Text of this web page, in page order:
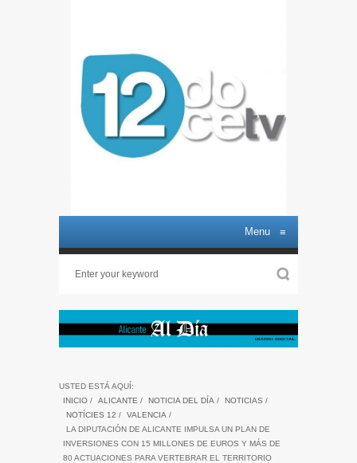
Menu ≡
USTED ESTÁ AQUÍ:
INICIO / ALICANTE / NOTICIA DEL DÍA / NOTICIAS /
NOTÍCIES 12 / VALENCIA /
LA DIPUTACIÓN DE ALICANTE IMPULSA UN PLAN DE
INVERSIONES CON 15 MILLONES DE EUROS Y MÁS DE
80 ACTUACIONES PARA VERTEBRAR EL TERRITORIO